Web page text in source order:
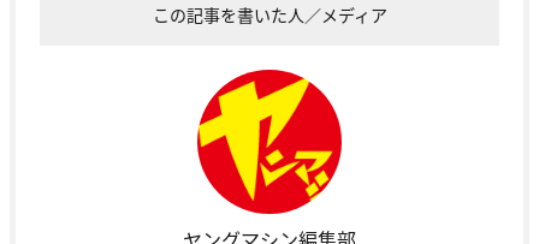
この記事を書いた人／メディア